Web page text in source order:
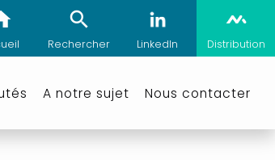
Rechercher LinkedIn Distribution
A notre sujet Nous contacter